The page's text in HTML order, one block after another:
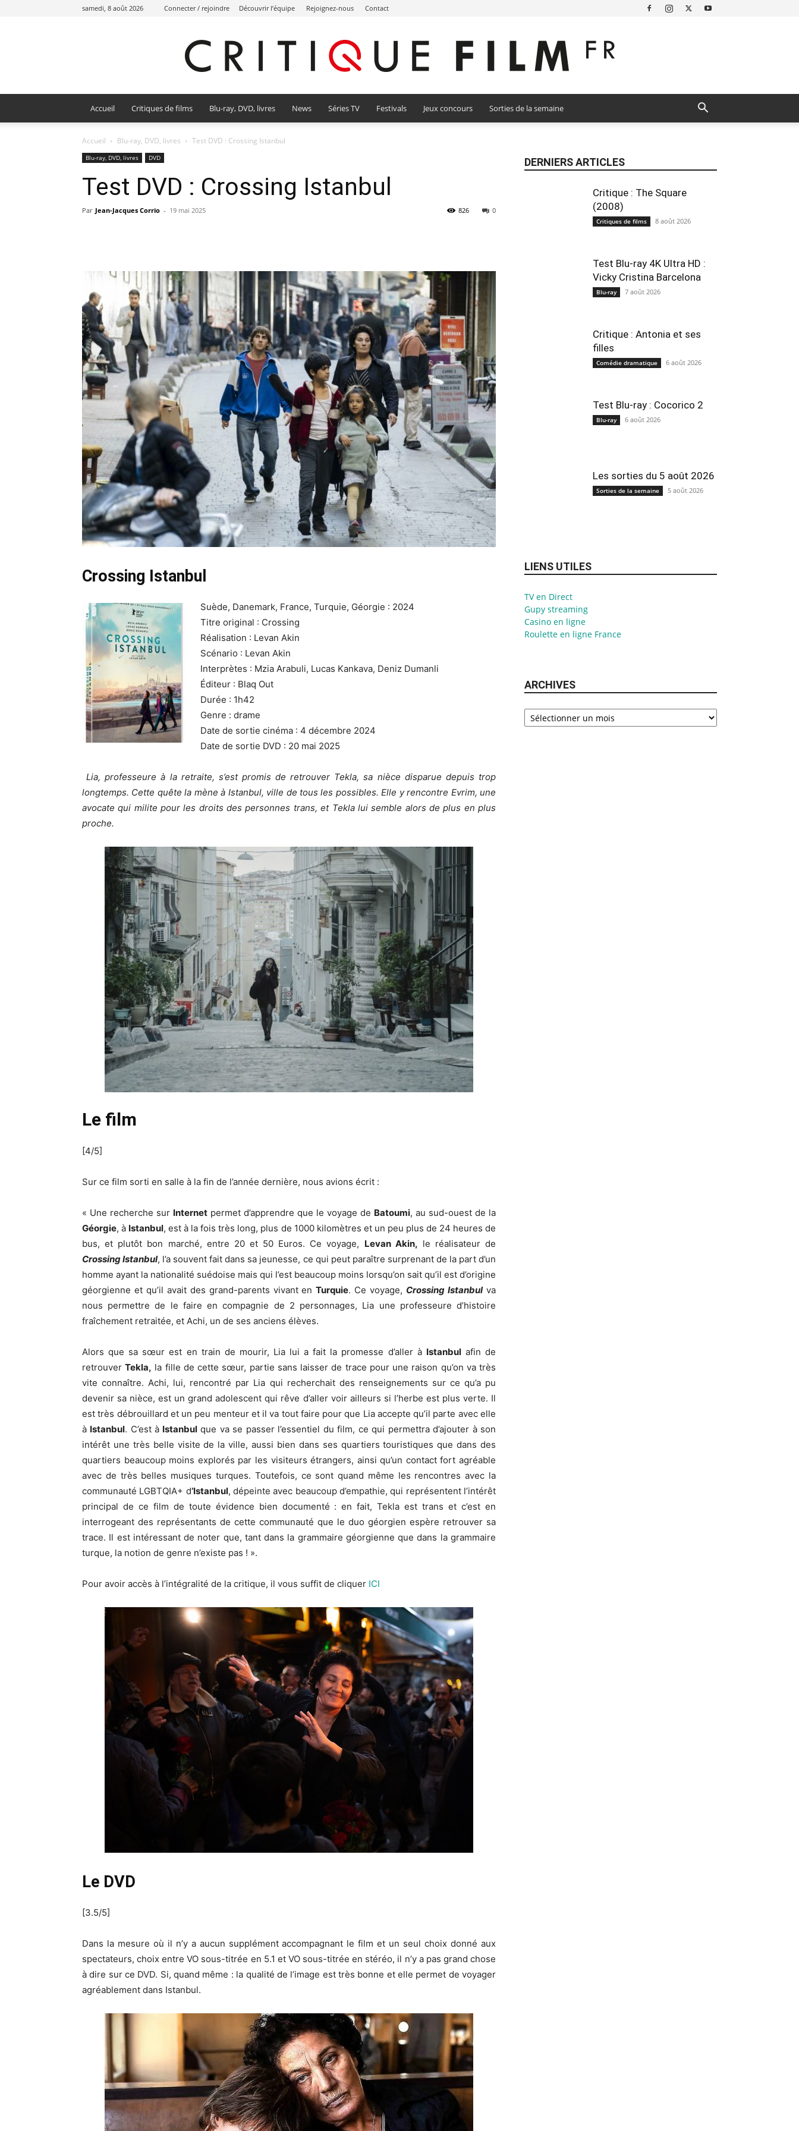
samedi, 8 août 2026 Connecter / rejoindre Découvrir l’équipe Rejoignez-nous Contact
Accueil Critiques de films Blu-ray, DVD, livres News Séries TV Festivals Jeux concours Sorties de la semaine
Accueil Blu-ray, DVD, livres Test DVD : Crossing Istanbul
Blu-ray, DVD, livres DVD
Test DVD : Crossing Istanbul
Par Jean-Jacques Corrio - 19 mai 2025 0
826
Crossing Istanbul
Suède, Danemark, France, Turquie, Géorgie : 2024
Titre original : Crossing
Réalisation : Levan Akin
Scénario : Levan Akin
Interprètes : Mzia Arabuli, Lucas Kankava, Deniz Dumanli
Éditeur : Blaq Out
Durée : 1h42
Genre : drame
Date de sortie cinéma : 4 décembre 2024
Date de sortie DVD : 20 mai 2025
Lia, professeure à la retraite, s’est promis de retrouver Tekla, sa nièce disparue depuis trop
longtemps. Cette quête la mène à Istanbul, ville de tous les possibles. Elle y rencontre Evrim, une
avocate qui milite pour les droits des personnes trans, et Tekla lui semble alors de plus en plus
proche.
Le film
[4/5]
Sur ce film sorti en salle à la fin de l’année dernière, nous avions écrit :
« Une recherche sur Internet permet d’apprendre que le voyage de Batoumi, au sud-ouest de la
Géorgie, à Istanbul, est à la fois très long, plus de 1000 kilomètres et un peu plus de 24 heures de
bus, et plutôt bon marché, entre 20 et 50 Euros. Ce voyage, Levan Akin, le réalisateur de
Crossing Istanbul, l’a souvent fait dans sa jeunesse, ce qui peut paraître surprenant de la part d’un
homme ayant la nationalité suédoise mais qui l’est beaucoup moins lorsqu’on sait qu’il est d’origine
géorgienne et qu’il avait des grand-parents vivant enTurquie. Ce voyage, Crossing Istanbulva
nous permettre de le faire en compagnie de 2 personnages, Lia une professeure d’histoire
fraîchement retraitée, et Achi, un de ses anciens élèves.
Alors que sa sœur est en train de mourir, Lia lui a fait la promesse d’aller à Istanbulafin de
retrouverTekla, la fille de cette sœur, partie sans laisser de trace pour une raison qu’on va très
vite connaître. Achi, lui, rencontré par Lia qui recherchait des renseignements sur ce qu’a pu
devenir sa nièce, est un grand adolescent qui rêve d’aller voir ailleurs si l’herbe est plus verte. Il
est très débrouillard et un peu menteur et il va tout faire pour que Lia accepte qu’il parte avec elle
à Istanbul. C’est à Istanbulque va se passer l’essentiel du film, ce qui permettra d’ajouter à son
intérêt une très belle visite de la ville, aussi bien dans ses quartiers touristiques que dans des
quartiers beaucoup moins explorés par les visiteurs étrangers, ainsi qu’un contact fort agréable
avec de très belles musiques turques. Toutefois, ce sont quand même les rencontres avec la
communauté LGBTQIA+ d’Istanbul, dépeinte avec beaucoup d’empathie, qui représentent l’intérêt
principal de ce film de toute évidence bien documenté : en fait, Tekla est trans et c’est en
interrogeant des représentants de cette communauté que le duo géorgien espère retrouver sa
trace. Il est intéressant de noter que, tant dans la grammaire géorgienne que dans la grammaire
turque, la notion de genre n’existe pas ! ».
Pour avoir accès à l’intégralité de la critique, il vous suffit de cliquer ICI
Le DVD
[3.5/5]
Dans la mesure où il n’y a aucun supplément accompagnant le film et un seul choix donné aux
spectateurs, choix entre VO sous-titrée en 5.1 et VO sous-titrée en stéréo, il n’y a pas grand chose
à dire sur ce DVD. Si, quand même : la qualité de l’image est très bonne et elle permet de voyager
agréablement dans Istanbul.
DERNIERS ARTICLES
Critique : The Square
(2008)
Critiques de films 8 août 2026
Test Blu-ray 4K Ultra HD :
Vicky Cristina Barcelona
Blu-ray 7 août 2026
Critique : Antonia et ses
filles
Comédie dramatique 6 août 2026
Test Blu-ray : Cocorico 2
Blu-ray 6 août 2026
Les sorties du 5 août 2026
Sorties de la semaine 5 août 2026
LIENS UTILES
TV en Direct
Gupy streaming
Casino en ligne
Roulette en ligne France
ARCHIVES
Archives